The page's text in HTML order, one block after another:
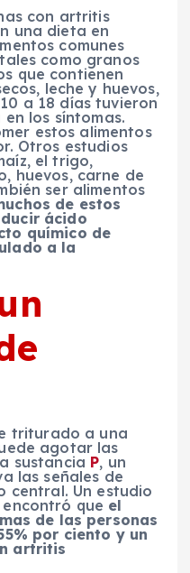
con artritis
una dieta en
comunes
como granos
que contienen
leche y huevos,
a 18 días tuvieron
los síntomas.
estos alimentos
Otros estudios
el trigo,
huevos, carne de
ser alimentos
de estos
ácido
químico de
a la
triturado a una
agotar las
sustancia P, un
las señales de
central. Un estudio
que el
de las personas
por ciento y un
artritis